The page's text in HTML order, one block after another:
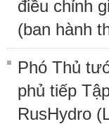
điều chỉnh
(ban hành
Phó Thủ
phủ tiếp
RusHydro